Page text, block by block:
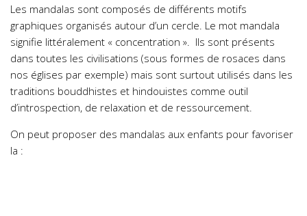
Les mandalas sont composés de différents motifs
graphiques organisés autour d’un cercle. Le mot mandala
signifie littéralement « concentration ». Ils sont présents
dans toutes les civilisations (sous formes de rosaces dans
nos églises par exemple) mais sont surtout utilisés dans les
traditions bouddhistes et hindouistes comme outil
d’introspection, de relaxation et de ressourcement.
On peut proposer des mandalas aux enfants pour favoriser
la :